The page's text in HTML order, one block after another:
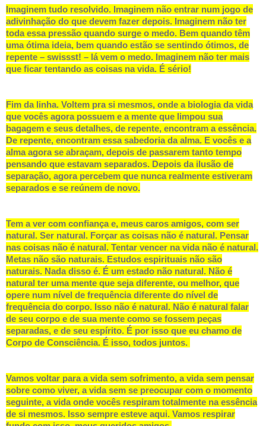
Imaginem tudo resolvido. Imaginem não entrar num jogo de
adivinhação do que devem fazer depois. Imaginem não ter
toda essa pressão quando surge o medo. Bem quando têm
uma ótima ideia, bem quando estão se sentindo ótimos, de
repente – swissst! – lá vem o medo. Imaginem não ter mais
que ficar tentando as coisas na vida. É sério!
Fim da linha. Voltem pra si mesmos, onde a biologia da vida
que vocês agora possuem e a mente que limpou sua
bagagem e seus detalhes, de repente, encontram a essência.
De repente, encontram essa sabedoria da alma. E vocês e a
alma agora se abraçam, depois de passarem tanto tempo
pensando que estavam separados. Depois da ilusão de
separação, agora percebem que nunca realmente estiveram
separados e se reúnem de novo.
Tem a ver com confiança e, meus caros amigos, com ser
natural. Ser natural. Forçar as coisas não é natural. Pensar
nas coisas não é natural. Tentar vencer na vida não é natural.
Metas não são naturais. Estudos espirituais não são
naturais. Nada disso é. É um estado não natural. Não é
natural ter uma mente que seja diferente, ou melhor, que
opere num nível de frequência diferente do nível de
frequência do corpo. Isso não é natural. Não é natural falar
de seu corpo e de sua mente como se fossem peças
separadas, e de seu espírito. É por isso que eu chamo de
Corpo de Consciência. É isso, todos juntos.
Vamos voltar para a vida sem sofrimento, a vida sem pensar
sobre como viver, a vida sem se preocupar com o momento
seguinte, a vida onde vocês respiram totalmente na essência
de si mesmos. Isso sempre esteve aqui. Vamos respirar